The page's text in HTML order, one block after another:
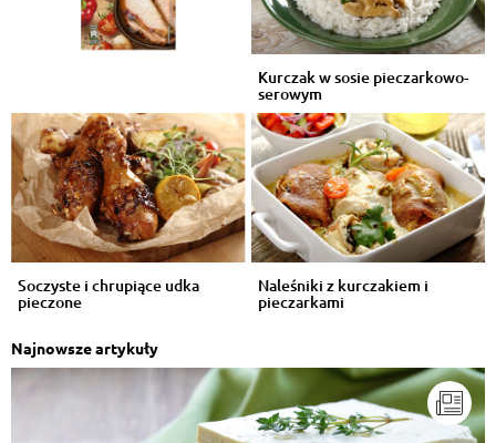
Kurczak w sosie pieczarkowo-
serowym
Soczyste i chrupiące udka
pieczone
Naleśniki z kurczakiem i
pieczarkami
Najnowsze artykuły